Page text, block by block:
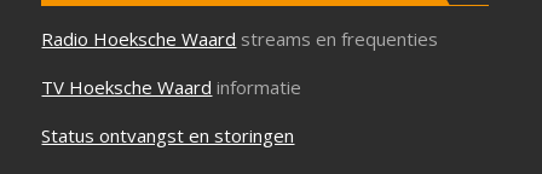
Radio Hoeksche Waard streams en frequenties
TV Hoeksche Waard informatie
Status ontvangst en storingen